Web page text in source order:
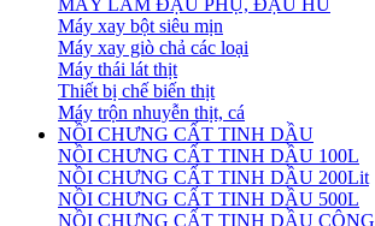
Máy xay bột siêu mịn
Máy xay giò chả các loại
Máy thái lát thịt
Thiết bị chế biến thịt
Máy trộn nhuyễn thịt, cá
NỒI CHƯNG CẤT TINH DẦU
NỒI CHƯNG CẤT TINH DẦU 100L
NỒI CHƯNG CẤT TINH DẦU 200Lit
NỒI CHƯNG CẤT TINH DẦU 500L
NỒI CHƯNG CẤT TINH DẦU CÔNG